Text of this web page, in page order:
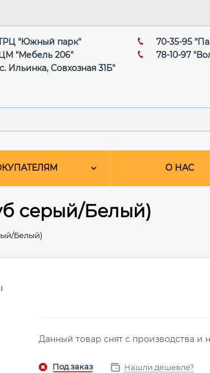
"Южный парк"
"Мебель 206"
Ильинка, Совхозная 31Б"
70-35-95
78-10-97
О НАС
серый/Белый)
Белый)
Данный товар снят с производства
Нашли дешевле?